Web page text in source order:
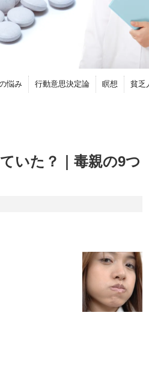
悩み 行動意思決定論 瞑想 貧乏
いた？｜毒親の9つ